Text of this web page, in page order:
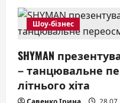
Шоу-бізнес
SHYMAN
– танцювальне
літнього хіта